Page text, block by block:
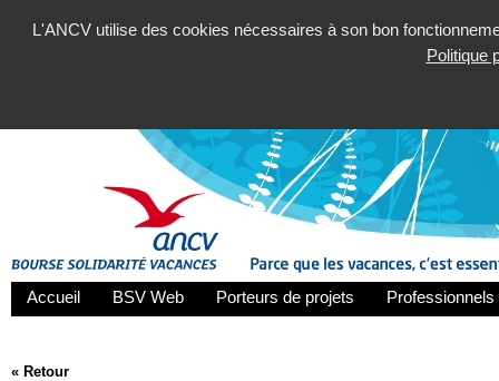
L'ANCV utilise des cookies nécessaires à son bon
Politique
Accueil BSV Web Porteurs de projets
« Retour